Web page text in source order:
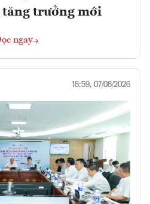
trưởng mới
ngay
18:59, 07/08/2026